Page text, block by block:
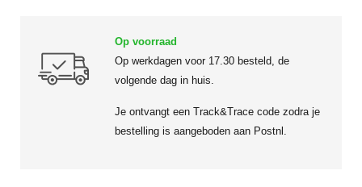
Op voorraad
Op werkdagen voor 17.30 besteld, de
volgende dag in huis.
Je ontvangt een Track&Trace code zodra je
bestelling is aangeboden aan Postnl.